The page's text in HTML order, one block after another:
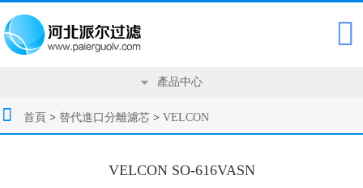

產品中心
首頁 > 替代進口分離濾芯 > VELCON
VELCON SO-616VASN